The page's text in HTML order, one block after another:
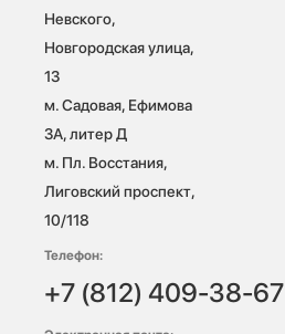
Невского,
Новгородская улица,
13
м. Садовая, Ефимова
3А, литер Д
м. Пл. Восстания,
Лиговский проспект,
10/118
Телефон:
+7 (812) 409-38-67